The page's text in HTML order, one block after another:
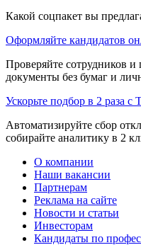
Какой соцпакет вы
Оформляйте кандидатов
Проверяйте сотрудников
документы без бумаг и
Ускорьте подбор в 2 раза с
Автоматизируйте сбор
собирайте аналитику в 2
О компании
Наши вакансии
Партнерам
Реклама на сайте
Новости и статьи
Инвесторам
Кандидаты по